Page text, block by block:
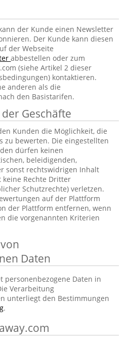
der Kunde einen Newsletter
Der Kunde kann diesen
der Webseite
abbestellen oder zum
(siehe Artikel 2 dieser
kontaktieren.
anderen als die
den Basistarifen.
Geschäfte
Kunden die Möglichkeit, die
zu bewerten. Die eingestellten
dürfen keinen
beleidigenden,
sonst rechtswidrigen Inhalt
Rechte Dritter
Schutzrechte) verletzen.
auf der Plattform
der Plattform entfernen, wenn
die vorgenannten Kriterien
Daten
personenbezogene Daten in
Verarbeitung
unterliegt den Bestimmungen
.